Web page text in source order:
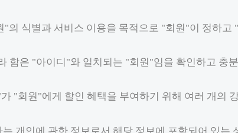
식별과 서비스 이용을 목적으로 "회원"이 정하고
함은 "아이디"와 일치되는 "회원"임을 확인하고 충
"회원"에게 할인 혜택을 부여하기 위해 여러 개의
개인에 관한 정보로서 해당 정보에 포함되어 있는